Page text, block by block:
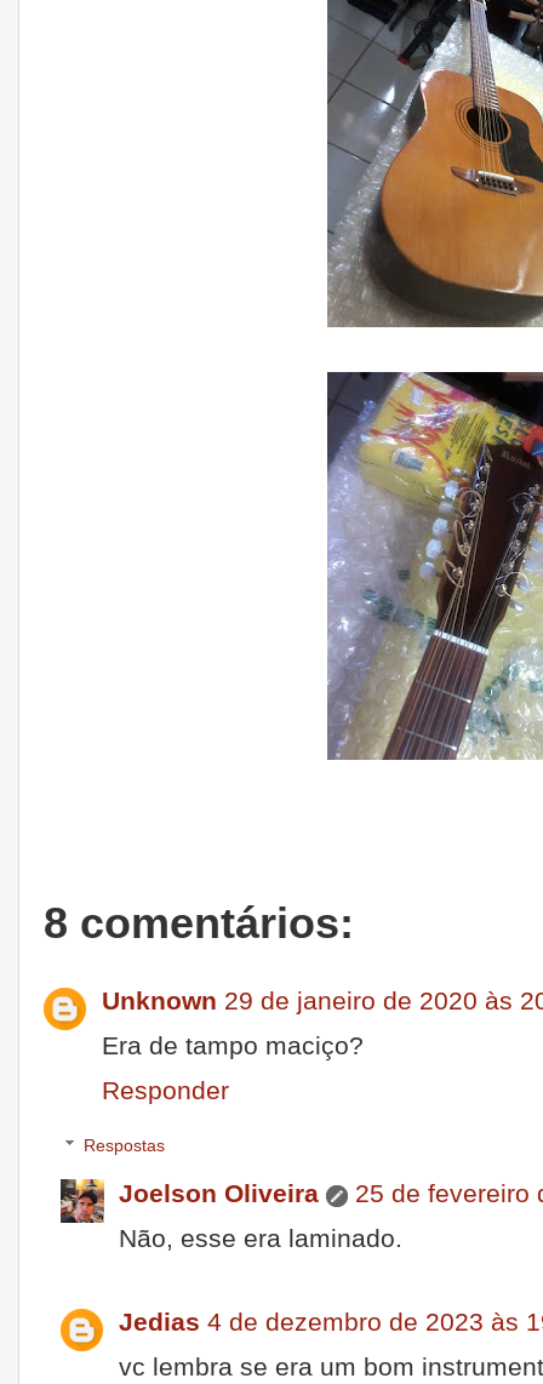
8 comentários:
Unknown 29 de janeiro de 2020 às
Era de tampo maciço?
Responder
Respostas
Joelson Oliveira
25 de fevereiro
Não, esse era laminado.
Jedias 4 de dezembro de 2023 às
vc lembra se era um bom